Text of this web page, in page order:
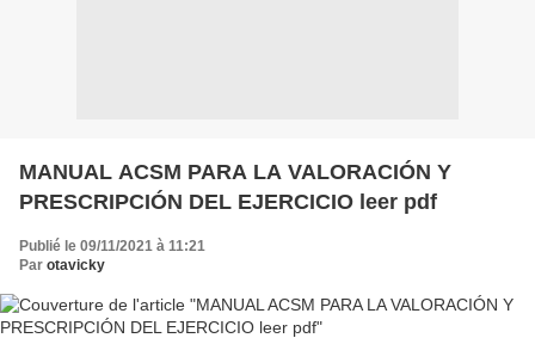
MANUAL ACSM PARA LA VALORACIÓN Y
PRESCRIPCIÓN DEL EJERCICIO leer pdf
Publié le 09/11/2021 à 11:21
Par otavicky